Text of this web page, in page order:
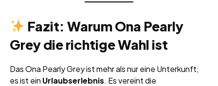
Fazit: Warum Ona Pearly
Grey die richtige Wahl ist
Das Ona Pearly Grey ist mehr als nur eine Unterkunft;
es ist ein Urlaubserlebnis. Es vereint die